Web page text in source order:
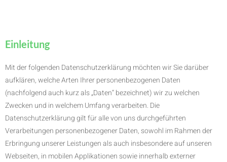
Einleitung
Mit der folgenden Datenschutzerklärung möchten wir Sie darüber
aufklären, welche Arten Ihrer personenbezogenen Daten
(nachfolgend auch kurz als „Daten“ bezeichnet) wir zu welchen
Zwecken und in welchem Umfang verarbeiten. Die
Datenschutzerklärung gilt für alle von uns durchgeführten
Verarbeitungen personenbezogener Daten, sowohl im Rahmen der
Erbringung unserer Leistungen als auch insbesondere auf unseren
Webseiten, in mobilen Applikationen sowie innerhalb externer